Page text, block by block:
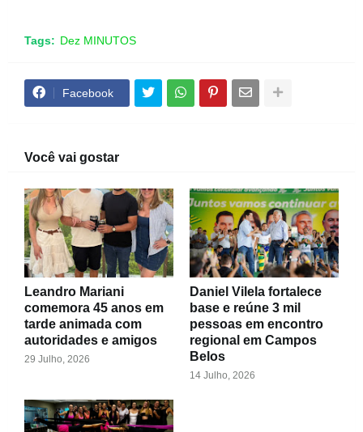
Tags: Dez MINUTOS
Facebook
Você vai gostar
Leandro Mariani
comemora 45 anos em
tarde animada com
autoridades e amigos
29 Julho, 2026
Daniel Vilela fortalece
base e reúne 3 mil
pessoas em encontro
regional em Campos
Belos
14 Julho, 2026